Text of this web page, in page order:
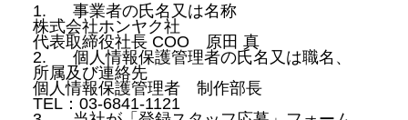
1.
事業者の氏名又は名称
株式会社ホンヤク社
代表取締役社長 COO 原田 真
2.
個人情報保護管理者の氏名又は職名、
所属及び連絡先
個人情報保護管理者 制作部長
TEL：03-6841-1121